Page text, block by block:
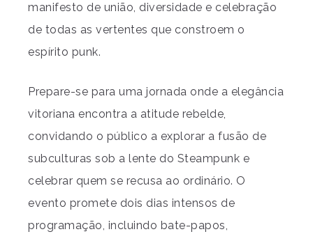
manifesto de união, diversidade e celebração
de todas as vertentes que constroem o
espírito punk.
Prepare-se para uma jornada onde a elegância
vitoriana encontra a atitude rebelde,
convidando o público a explorar a fusão de
subculturas sob a lente do Steampunk e
celebrar quem se recusa ao ordinário. O
evento promete dois dias intensos de
programação, incluindo bate-papos,